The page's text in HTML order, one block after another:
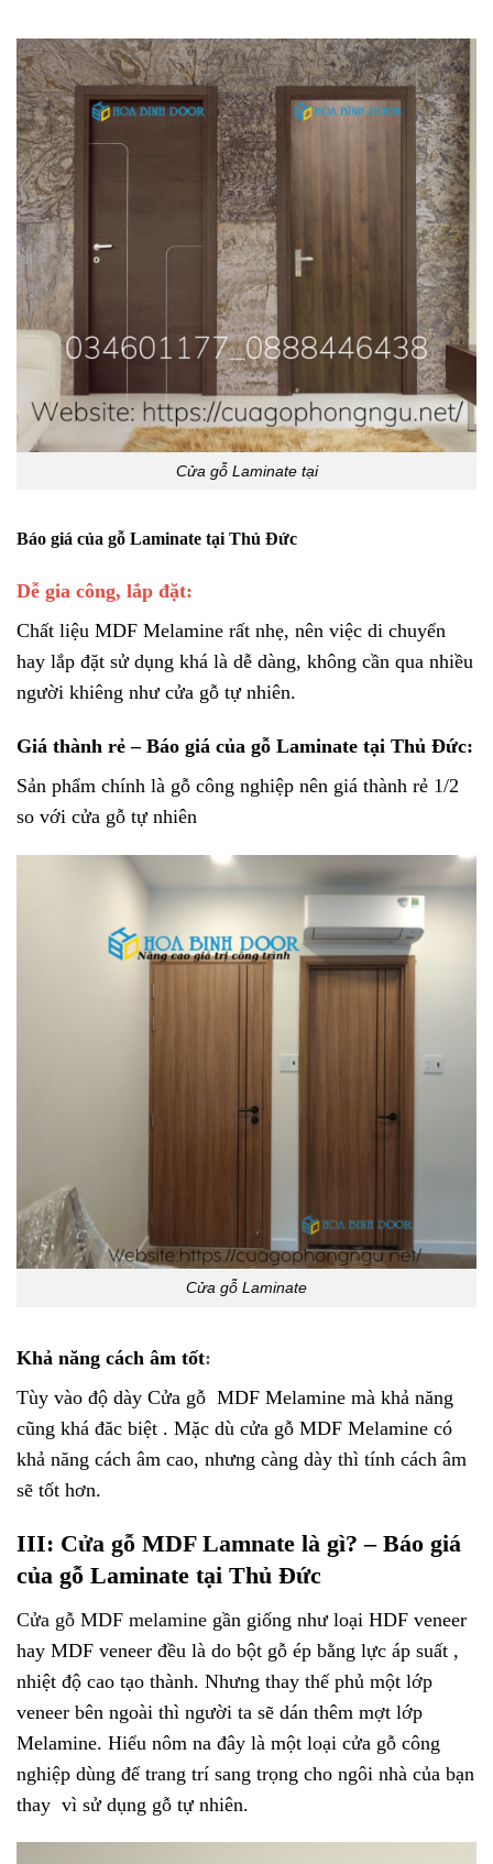
Cửa gỗ Laminate tại
Báo giá của gỗ Laminate tại Thủ Đức
Dễ gia công, lắp đặt:
Chất liệu MDF Melamine rất nhẹ, nên việc di chuyển
hay lắp đặt sử dụng khá là dễ dàng, không cần qua nhiều
người khiêng như cửa gỗ tự nhiên.
Giá thành rẻ – Báo giá của gỗ Laminate tại Thủ Đức:
Sản phẩm chính là gỗ công nghiệp nên giá thành rẻ 1/2
so với cửa gỗ tự nhiên
Cửa gỗ Laminate
Khả năng cách âm tốt:
Tùy vào độ dày Cửa gỗ MDF Melamine mà khả năng
cũng khá đăc biệt . Mặc dù cửa gỗ MDF Melamine có
khả năng cách âm cao, nhưng càng dày thì tính cách âm
sẽ tốt hơn.
III: Cửa gỗ MDF Lamnate là gì? – Báo giá
của gỗ Laminate tại Thủ Đức
Cửa gỗ MDF melamine gần giống như loại HDF veneer
hay MDF veneer đều là do bột gỗ ép bằng lực áp suất ,
nhiệt độ cao tạo thành. Nhưng thay thế phủ một lớp
veneer bên ngoài thì người ta sẽ dán thêm mợt lớp
Melamine. Hiểu nôm na đây là một loại cửa gỗ công
nghiệp dùng để trang trí sang trọng cho ngôi nhà của bạn
thay vì sử dụng gỗ tự nhiên.